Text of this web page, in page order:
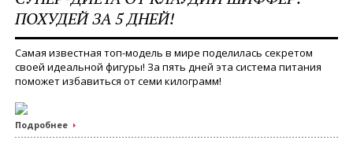
ПОХУДЕЙ ЗА 5 ДНЕЙ!
Самая известная топ-модель в мире поделилась секретом
своей идеальной фигуры! За пять дней эта система питания
поможет избавиться от семи килограмм!
Подробнее